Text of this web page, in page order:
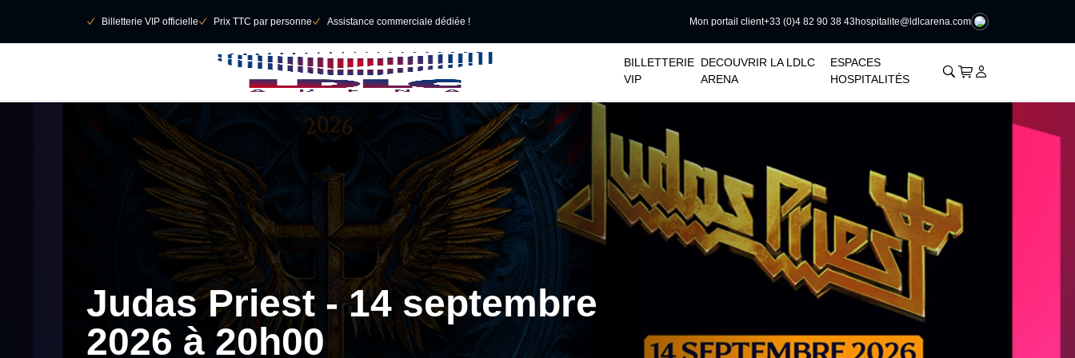
􀆅 Billetterie VIP officielle􀆅 Prix TTC par personne􀆅 Assistance commerciale dédiée ! Mon portail client+33 (0)4 82 90 38 43hospitalite@ldlcarena.com
BILLETTERIE
VIP
DECOUVRIR LA LDLC
ARENA
ESPACES
HOSPITALITÉS
􀊫 Cart
􀍩 Se connecter
􀉩
Judas Priest - 14 septembre
2026 à 20h00